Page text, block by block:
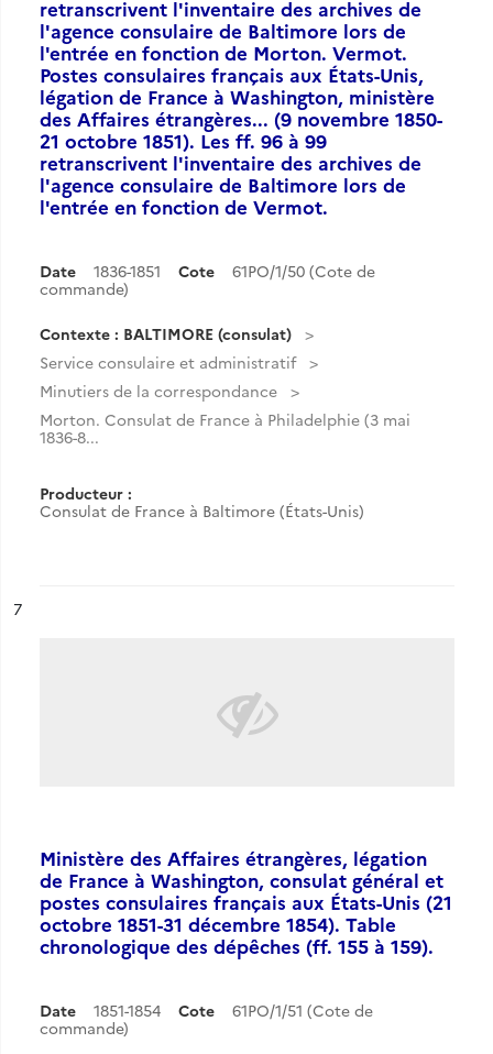
retranscrivent l'inventaire des archives de
l'agence consulaire de Baltimore lors de
l'entrée en fonction de Morton. Vermot.
Postes consulaires français aux États-Unis,
légation de France à Washington, ministère
des Affaires étrangères... (9 novembre 1850-
21 octobre 1851). Les ff. 96 à 99
retranscrivent l'inventaire des archives de
l'agence consulaire de Baltimore lors de
l'entrée en fonction de Vermot.
Date 1836-1851 Cote
61PO/1/50 (Cote de
commande)
Contexte : BALTIMORE (consulat)
Service consulaire et administratif
Minutiers de la correspondance
Morton. Consulat de France à Philadelphie (3 mai
1836-8...
Producteur :
Consulat de France à Baltimore (États-Unis)
n°
7
Ministère des Affaires étrangères, légation
de France à Washington, consulat général et
postes consulaires français aux États-Unis (21
octobre 1851-31 décembre 1854). Table
chronologique des dépêches (ff. 155 à 159).
Date 1851-1854 Cote
61PO/1/51 (Cote de
commande)